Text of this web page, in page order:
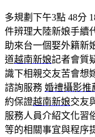
多規劃下午3點 48分
件辨理大陸新娘手續
助來台一個娶外籍新
道越南新娘記者會質
識下相親交友苦會想
諮詢服務 婚禮攝影推
約保證越南新娘交友
服務人員介紹文化習
等的相關事宜與程序